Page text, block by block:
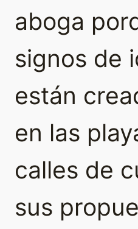
aboga
signos de
están
en las
calles de
sus